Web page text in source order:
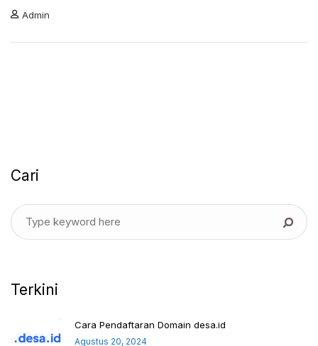
Admin
Cari
Terkini
Cara Pendaftaran Domain desa.id
Agustus 20, 2024